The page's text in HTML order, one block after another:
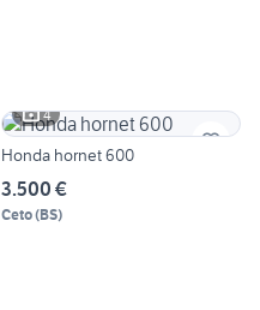
4
Honda hornet 600
3.500 €
Ceto(BS)